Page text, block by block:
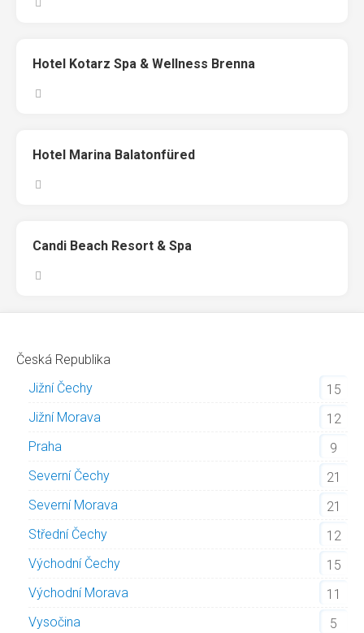
Hotel Kotarz Spa & Wellness Brenna
Hotel Marina Balatonfüred
Candi Beach Resort & Spa
Česká Republika
Jižní Čechy
15
Jižní Morava
12
Praha
9
Severní Čechy
21
Severní Morava
21
Střední Čechy
12
Východní Čechy
15
Východní Morava
11
Vysočina
5